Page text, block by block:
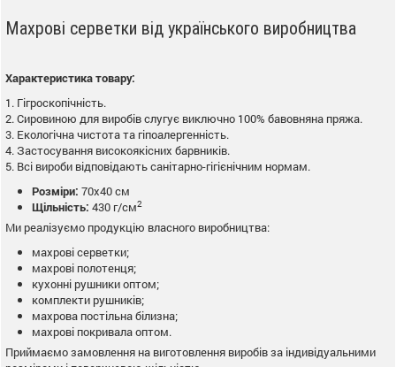
Махрові серветки від українського виробництва
Характеристика товару:
1. Гігроскопічність.
2. Сировиною для виробів слугує виключно 100% бавовняна пряжа.
3. Екологічна чистота та гіпоалергенність.
4. Застосування високоякісних барвників.
5. Всі вироби відповідають санітарно-гігієнічним нормам.
Розміри: 70х40 см
Щільність: 430 г/см2
Ми реалізуємо продукцію власного виробництва:
махрові серветки;
махрові полотенця;
кухонні рушники оптом;
комплекти рушників;
махрова постільна білизна;
махрові покривала оптом.
Приймаємо замовлення на виготовлення виробів за індивідуальними